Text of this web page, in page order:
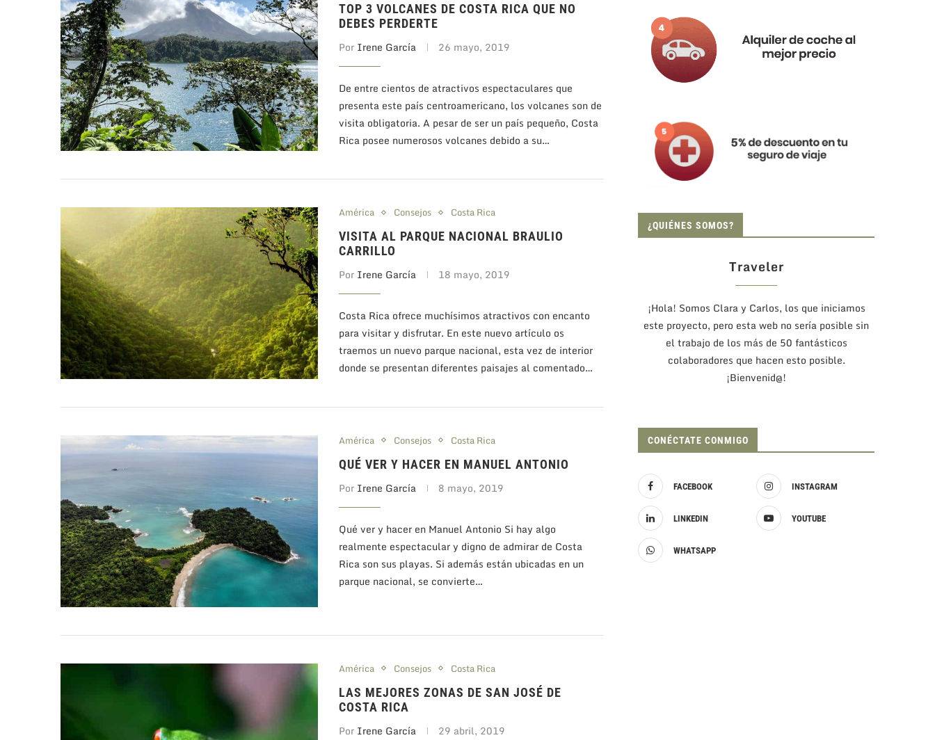
TOP 3 VOLCANES DE COSTA RICA QUE NO
DEBES PERDERTE
Por Irene García 26 mayo, 2019
De entre cientos de atractivos espectaculares que
presenta este país centroamericano, los volcanes son de
visita obligatoria. A pesar de ser un país pequeño, Costa
Rica posee numerosos volcanes debido a su…
América Consejos Costa Rica
VISITA AL PARQUE NACIONAL BRAULIO
CARRILLO
Por Irene García 18 mayo, 2019
Costa Rica ofrece muchísimos atractivos con encanto
para visitar y disfrutar. En este nuevo artículo os
traemos un nuevo parque nacional, esta vez de interior
donde se presentan diferentes paisajes al comentado…
América Consejos Costa Rica
QUÉ VER Y HACER EN MANUEL ANTONIO
Por Irene García 8 mayo, 2019
Qué ver y hacer en Manuel Antonio Si hay algo
realmente espectacular y digno de admirar de Costa
Rica son sus playas. Si además están ubicadas en un
parque nacional, se convierte…
América Consejos Costa Rica
LAS MEJORES ZONAS DE SAN JOSÉ DE
COSTA RICA
Por Irene García 29 abril, 2019
¿QUIÉNES SOMOS?
Traveler
¡Hola! Somos Clara y Carlos, los que iniciamos
este proyecto, pero esta web no sería posible sin
el trabajo de los más de 50 fantásticos
colaboradores que hacen esto posible.
¡Bienvenid@!
CONÉCTATE CONMIGO
FACEBOOK INSTAGRAM
LINKEDIN YOUTUBE
WHATSAPP